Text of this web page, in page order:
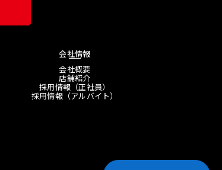
会社情報
会社概要
店舗紹介
採用情報（正社員）
採用情報（アルバイト）